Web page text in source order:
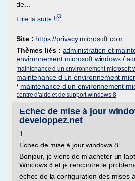
de...
Lire la suite
Site : https://privacy.microsoft.com
Thèmes liés : administration et
environnement microsoft windows /
maintenance d un environnement microsoft
maintenance d un environnement
/ maintenance d un environnement
centre d'aide et de support windows 8
Echec de mise à jour
developpez.net
1
Echec de mise à jour windows 8
Bonjour, je viens de m'acheter un
Windows 8 et je rencontre le
échec de la configuration des mises